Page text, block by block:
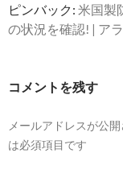
ピンバック: 米国製
の状況を確認! | ア
コメントを残す
メールアドレスが公
は必須項目です